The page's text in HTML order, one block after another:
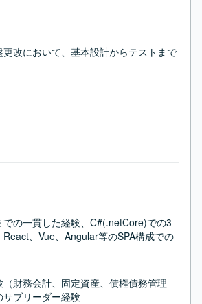
改において、基本設計からテストまで
の一貫した経験、C#(.netCore)での3
、Vue、Angular等のSPA構成での
財務会計、固定資産、債権債務管理
ブリーダー経験